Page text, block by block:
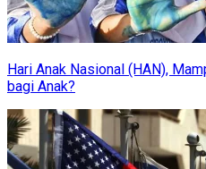
Hari Anak Nasional (HAN),
bagi Anak?